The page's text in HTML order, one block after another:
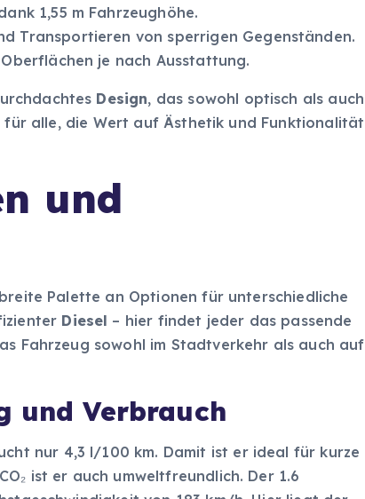
1,55 m Fahrzeughöhe.
Transportieren von sperrigen Gegenständen.
je nach Ausstattung.
Design, das sowohl optisch als auch
alle, die Wert auf Ästhetik und Funktionalität
und
Palette an Optionen für unterschiedliche
Diesel – hier findet jeder das passende
Fahrzeug sowohl im Stadtverkehr als auch auf
und Verbrauch
nur 4,3 l/100 km. Damit ist er ideal für kurze
ist er auch umweltfreundlich. Der 1.6